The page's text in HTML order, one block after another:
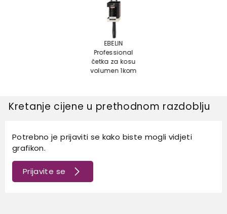
EBELIN
Professional
četka za kosu
volumen 1kom
Kretanje cijene u prethodnom razdoblju
Potrebno je prijaviti se kako biste mogli vidjeti
grafikon.
Prijavite se